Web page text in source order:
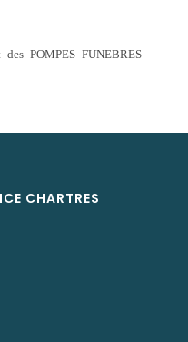
POMPES FUNEBRES
CHARTRES